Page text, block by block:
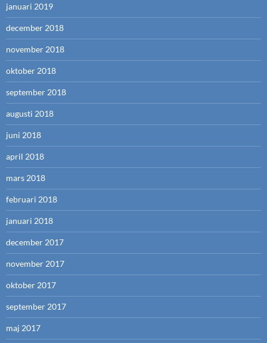
januari 2019
december 2018
november 2018
oktober 2018
september 2018
augusti 2018
juni 2018
april 2018
mars 2018
februari 2018
januari 2018
december 2017
november 2017
oktober 2017
september 2017
maj 2017